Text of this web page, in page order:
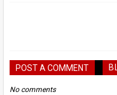
POST A COMMENT
No comments